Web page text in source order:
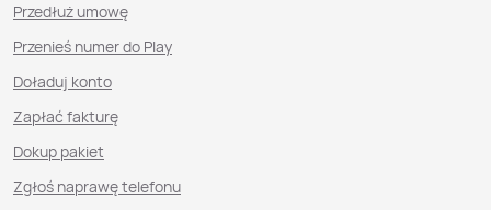
Przedłuż umowę
Przenieś numer do Play
Doładuj konto
Zapłać fakturę
Dokup pakiet
Zgłoś naprawę telefonu